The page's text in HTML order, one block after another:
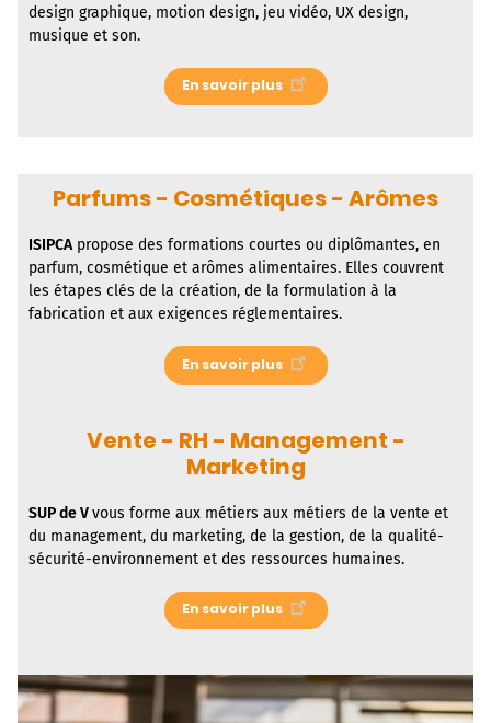
design graphique, motion design, jeu vidéo, UX design,
musique et son.
En savoir plus
Parfums - Cosmétiques - Arômes
ISIPCApropose des formations courtes ou diplômantes, en
parfum, cosmétique et arômes alimentaires. Elles couvrent
les étapes clés de la création, de la formulation à la
fabrication et aux exigences réglementaires.
En savoir plus
Vente - RH - Management -
Marketing
SUP de Vvous forme aux métiers aux métiers de la vente et
du management, du marketing, de la gestion, de la qualité-
sécurité-environnement et des ressources humaines.
En savoir plus